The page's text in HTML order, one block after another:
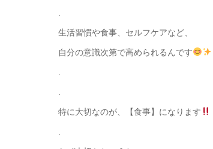
生活習慣や食事、セルフケアなど、
自分の意識次第で高められるんです
特に大切なのが、【食事】になります